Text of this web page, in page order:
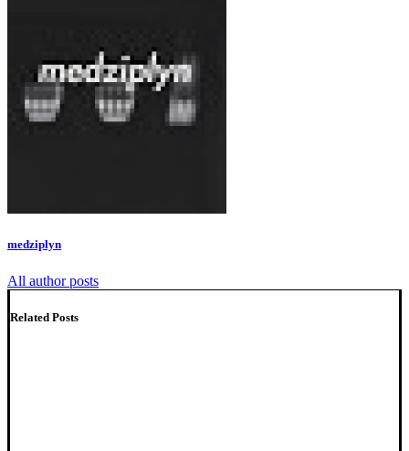
medziplyn
All author posts
Related Posts